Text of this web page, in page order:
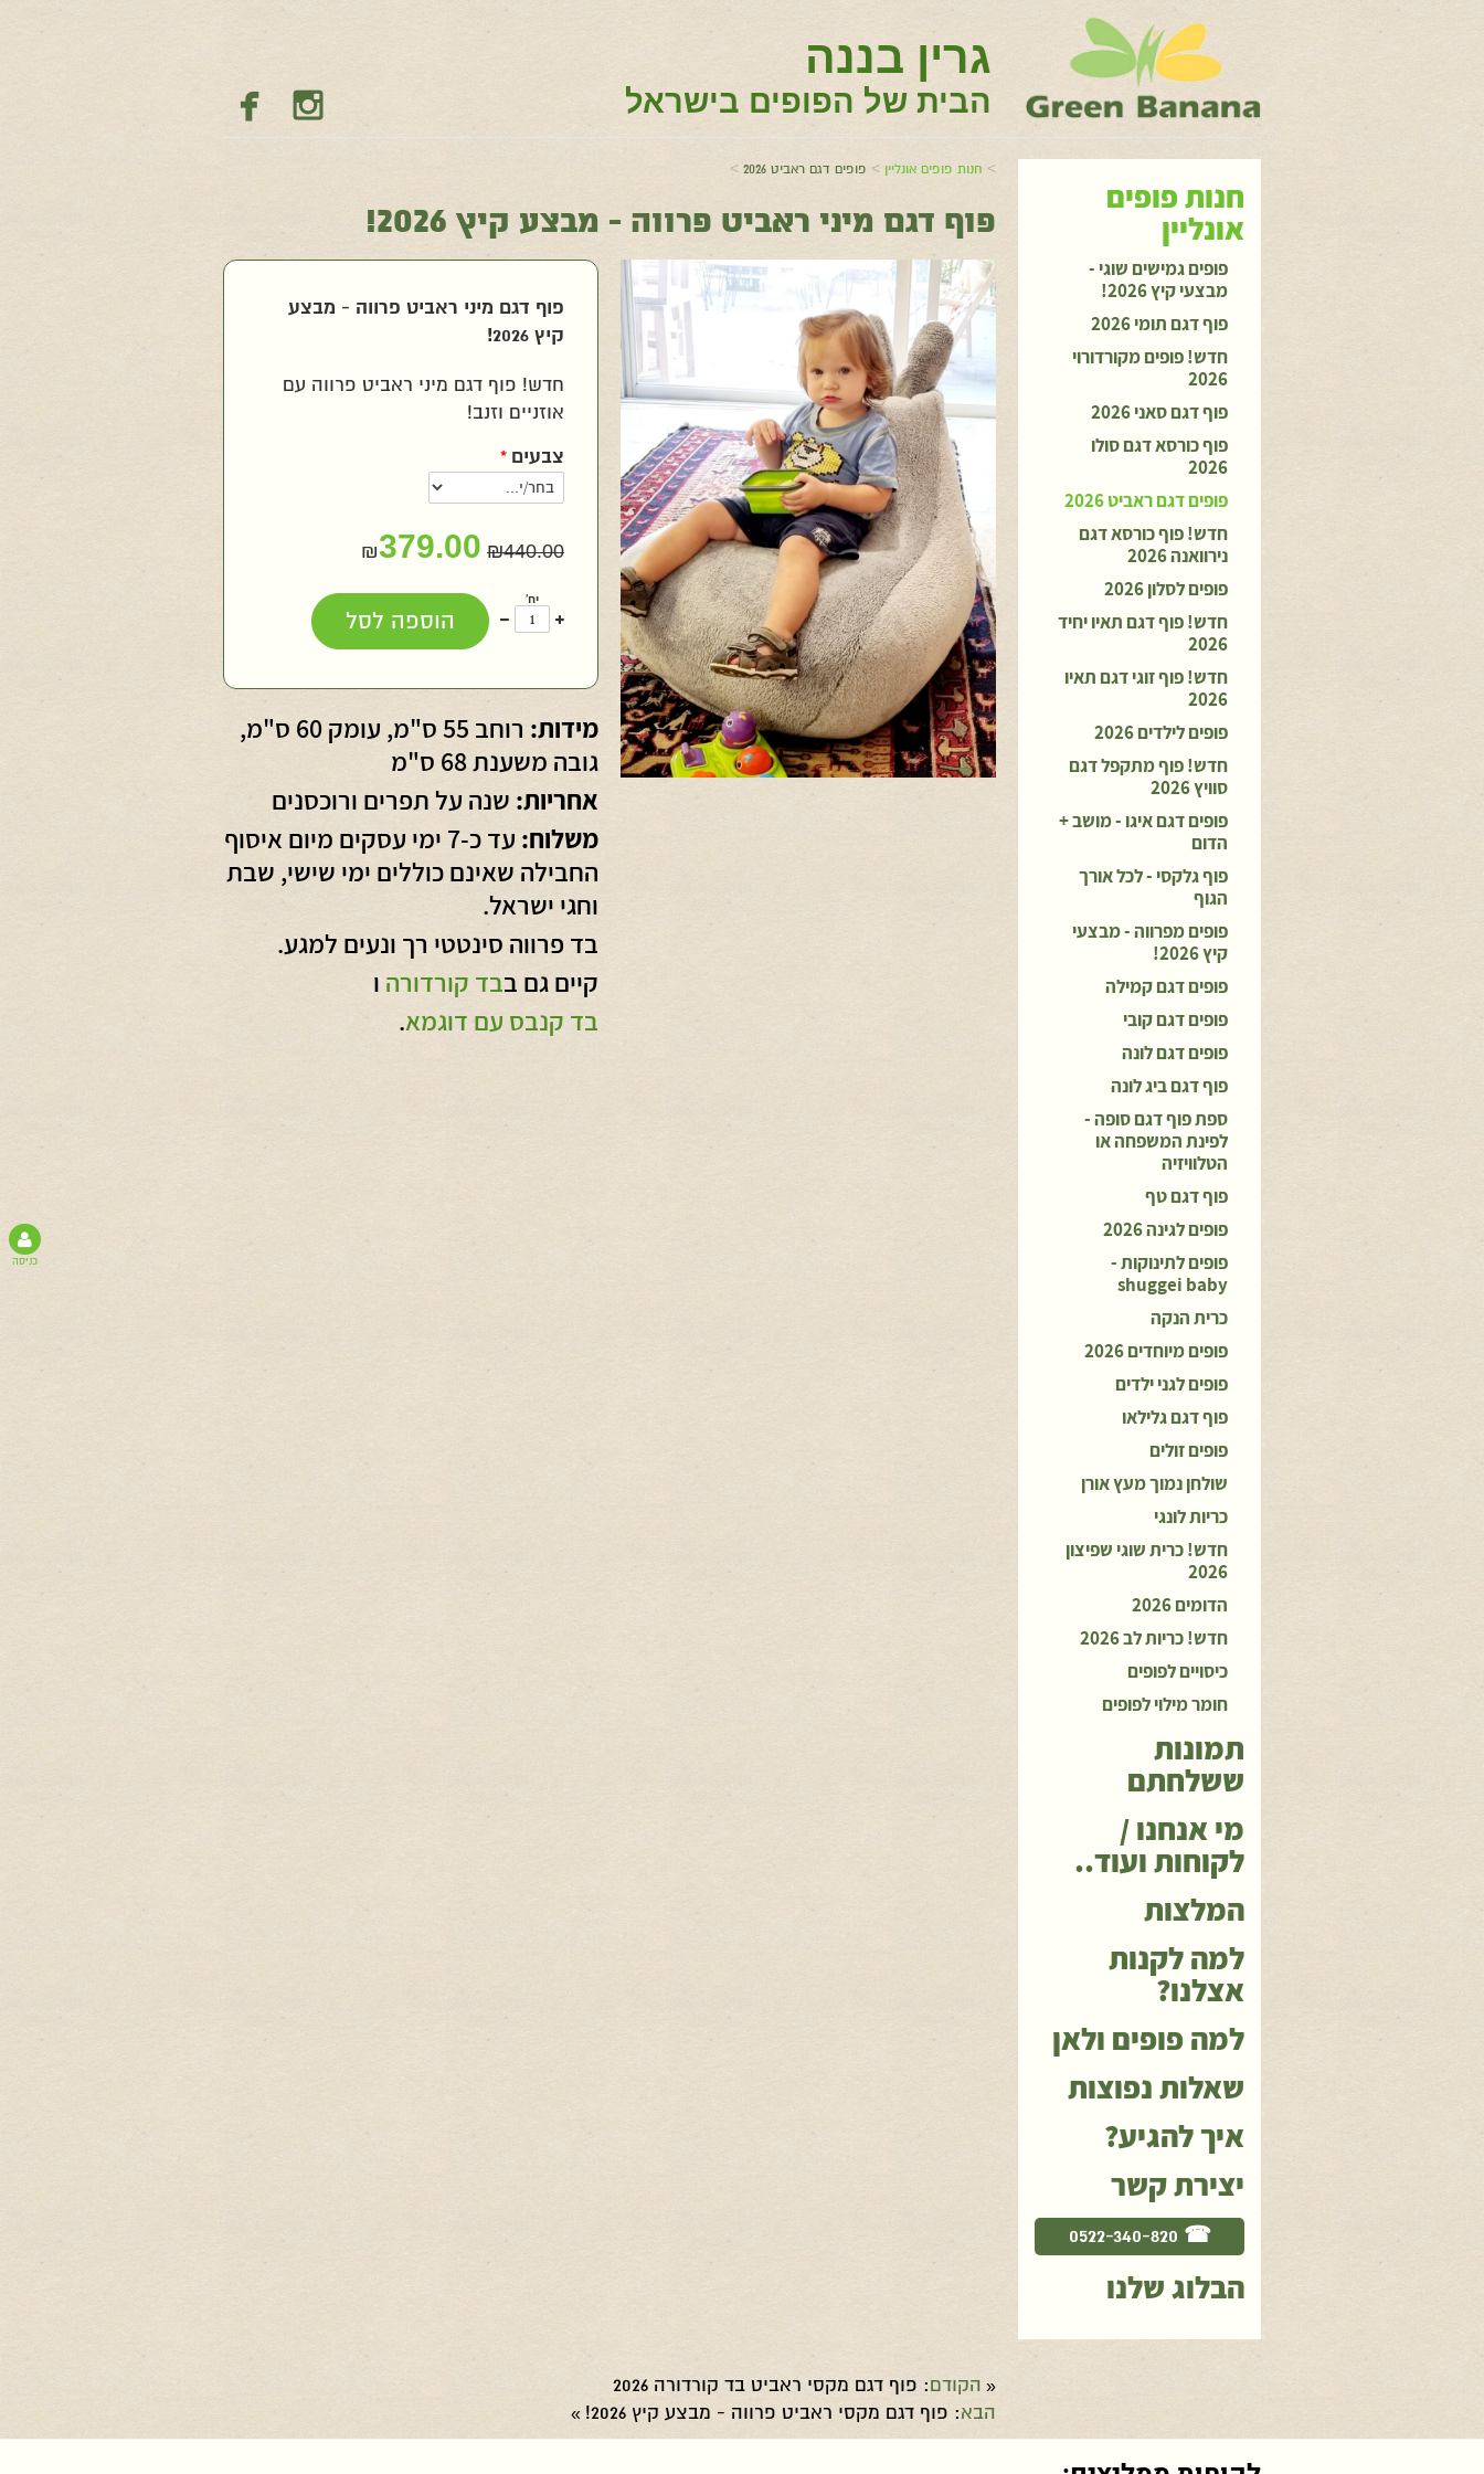
גרין בננה
הבית של הפופים בישראל  
חנות פופים
אונליין
פופים גמישים שוגי -
מבצעי קיץ 2026!
פוף דגם תומי 2026
חדש! פופים מקורדורוי
2026
פוף דגם סאני 2026
פוף כורסא דגם סולו
2026
פופים דגם ראביט 2026
חדש! פוף כורסא דגם
נירוואנה 2026
פופים לסלון 2026
חדש! פוף דגם תאיו יחיד
2026
חדש! פוף זוגי דגם תאיו
2026
פופים לילדים 2026
חדש! פוף מתקפל דגם
סוויץ 2026
פופים דגם איגו - מושב +
הדום
פוף גלקסי - לכל אורך
הגוף
פופים מפרווה - מבצעי
קיץ 2026!
פופים דגם קמילה
פופים דגם קובי
פופים דגם לונה
פוף דגם ביג לונה
ספת פוף דגם סופה -
לפינת המשפחה או
הטלוויזיה
פוף דגם טף
פופים לגינה 2026
פופים לתינוקות -
shuggei baby
כרית הנקה
פופים מיוחדים 2026
פופים לגני ילדים
פוף דגם גלילאו
פופים זולים
שולחן נמוך מעץ אורן
כריות לונגי
חדש! כרית שוגי שפיצון
2026
הדומים 2026
חדש! כריות לב 2026
כיסויים לפופים
חומר מילוי לפופים
תמונות
ששלחתם
מי אנחנו /
לקוחות ועוד..
המלצות
למה לקנות
אצלנו?
למה פופים ולאן
שאלות נפוצות
איך להגיע?
יצירת קשר
☎ 0522-340-820
הבלוג שלנו
> חנות פופים אונליין > פופים דגם ראביט 2026 >
פוף דגם מיני ראביט פרווה - מבצע קיץ 2026!
פוף דגם מיני ראביט פרווה - מבצע
קיץ 2026!
חדש! פוף דגם מיני ראביט פרווה עם
אוזניים וזנב!
צבעים *
₪440.00
₪379.00
יח'
עוד
פחות
אחד
הוספה לסל
מידות:
רוחב 55 ס"מ, עומק 60 ס"מ,
גובה משענת 68 ס"מ
אחריות: שנה על תפרים ורוכסנים
משלוח:
עד כ-7 ימי עסקים מיום איסוף
החבילה שאינם כוללים ימי שישי, שבת
וחגי ישראל.
בד פרווה סינטטי רך ונעים למגע.
קיים גם בבד קורדורה ו
בד קנבס עם דוגמא.
« הקודם: פוף דגם מקסי ראביט בד קורדורה 2026
הבא: פוף דגם מקסי ראביט פרווה - מבצע קיץ 2026! »
כניסה